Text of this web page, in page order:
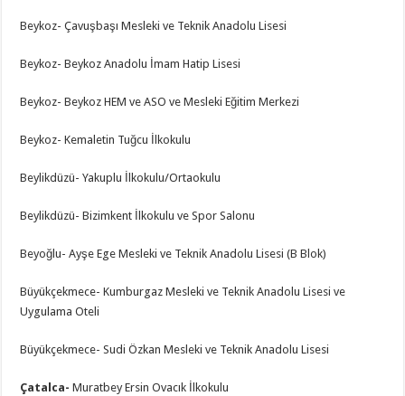
Beykoz- Çavuşbaşı Mesleki ve Teknik Anadolu Lisesi
Beykoz- Beykoz Anadolu İmam Hatip Lisesi
Beykoz- Beykoz HEM ve ASO ve Mesleki Eğitim Merkezi
Beykoz- Kemaletin Tuğcu İlkokulu
Beylikdüzü- Yakuplu İlkokulu/Ortaokulu
Beylikdüzü- Bizimkent İlkokulu ve Spor Salonu
Beyoğlu- Ayşe Ege Mesleki ve Teknik Anadolu Lisesi (B Blok)
Büyükçekmece- Kumburgaz Mesleki ve Teknik Anadolu Lisesi ve
Uygulama Oteli
Büyükçekmece- Sudi Özkan Mesleki ve Teknik Anadolu Lisesi
Çatalca- Muratbey Ersin Ovacık İlkokulu